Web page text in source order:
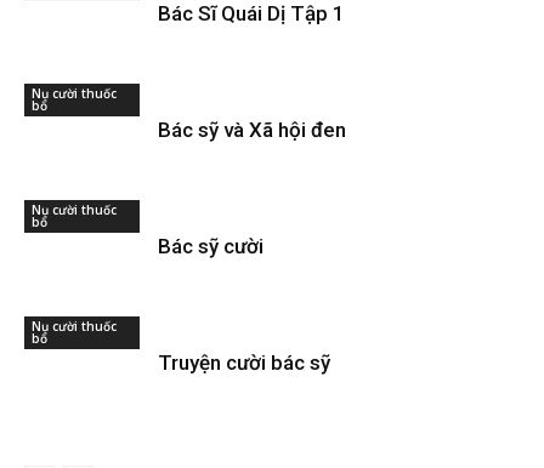
Bác Sĩ Quái Dị Tập 1
Nụ cười thuốc
bổ
Bác sỹ và Xã hội đen
Nụ cười thuốc
bổ
Bác sỹ cười
Nụ cười thuốc
bổ
Truyện cười bác sỹ